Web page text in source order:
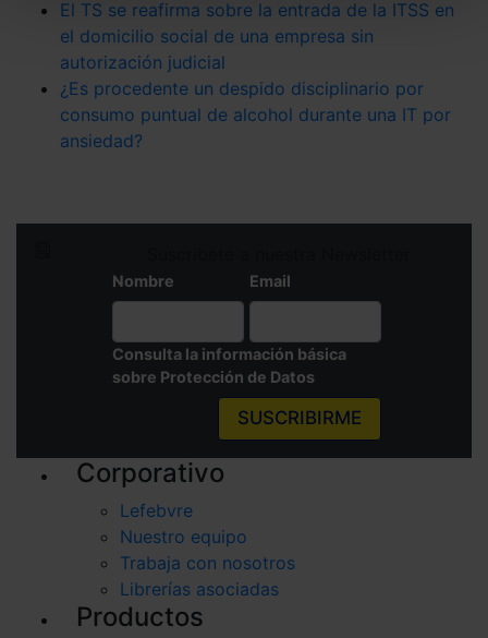
todas las cookies excepto aquellas imprescindibles.
También puedesconfigurarlas cookies y
seleccionar solo aquellas que quieras permitir en tu
navegador. Si no seleccionas ninguna utilizaremos
las que sean indispensables para la navegación.
El TS se reafirma sobre la entrada de la ITSS en
el domicilio social de una empresa sin
autorización judicial
¿Es procedente un despido disciplinario por
consumo puntual de alcohol durante una IT por
ansiedad?
Nombre Email
Consulta la información básica
sobre Protección de Datos
SUSCRIBIRME
Corporativo
Lefebvre
Nuestro equipo
Trabaja con nosotros
Librerías asociadas
Productos